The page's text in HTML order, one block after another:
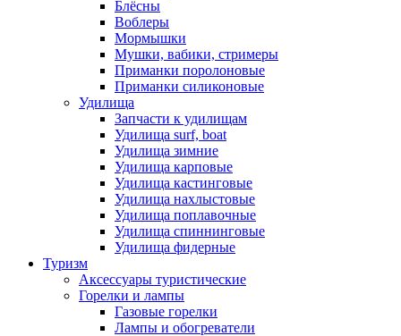
Блёсны
Воблеры
Мормышки
Мушки, вабики, стримеры
Приманки поролоновые
Приманки силиконовые
Удилища
Запчасти к удилищам
Удилища surf, boat
Удилища зимние
Удилища карповые
Удилища кастинговые
Удилища нахлыстовые
Удилища поплавочные
Удилища спиннинговые
Удилища фидерные
Туризм
Аксессуары туристические
Горелки и лампы
Газовые горелки
Лампы и обогреватели